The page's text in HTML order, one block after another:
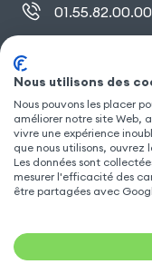
01.55.82.00.00
Nous utilisons des
Nous pouvons les placer
améliorer notre site Web,
vivre une expérience
que nous utilisons, ouvrez
Les données sont
mesurer l'efficacité des
être partagées avec